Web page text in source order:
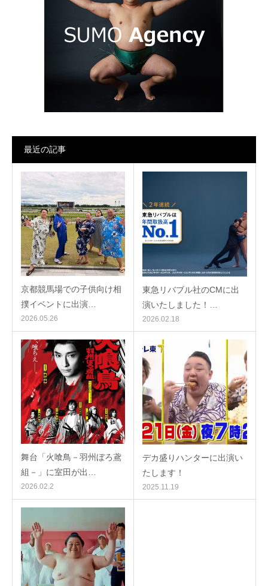
最近の記事
京都競馬場での子供向け相
撲イベントに出演…
2026.05.26
東急リバブル社のCMに出
演いたしました！…
2026.02.18
舞台「火喰鳥－羽州ぼろ鳶
組－」に室田が出…
2026.02.2
デカ盛りハンターに出演い
たします！
2025.11.19